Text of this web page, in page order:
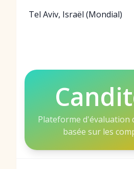
Tel Aviv, Israël (Mondial)
Plateforme d'évaluation
basée sur les